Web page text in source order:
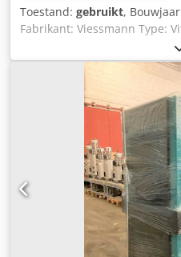
Toestand: gebruikt,
Fabrikant: Viessmann Type:
2003 Nominale
1400l Bedrijfsoverdruk: 8 bar
-Versie ZMD-LN Vermogen
Aansluitdruk 15-500mbar.
Dungs DN40 Мы говорим по
Rjha Bezoeken a.u.b. alleen
Voorkeurverkoop aan
informatie zonder garantie,
verkoop voorbehouden. De
voor type- en
wij uw gebruikte ketel of
Uiteraard nemen wij ook alle
rekening Laden mogelijk